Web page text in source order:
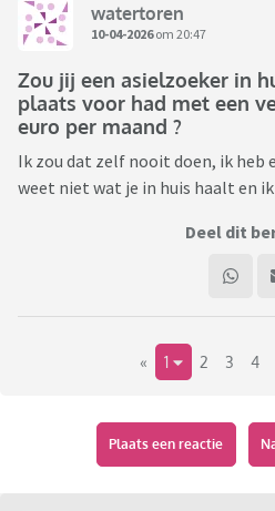
watertoren
10-04-2026om 20:47
Zou jij een asielzoeker in
plaats voor had met een
euro per maand ?
Ik zou dat zelf nooit doen, ik heb
weet niet wat je in huis haalt en
Deel dit
« 1 2 3 4
Plaats een reactie